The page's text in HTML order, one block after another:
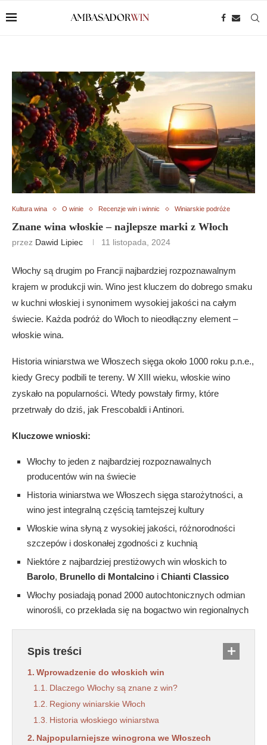
Kultura wina O winie Recenzje win i winnic Winiarskie podróże
Znane wina włoskie – najlepsze marki z Włoch
przez Dawid Lipiec 11 listopada, 2024
Włochy są drugim po Francji najbardziej rozpoznawalnym
krajem w produkcji win. Wino jest kluczem do dobrego smaku
w kuchni włoskiej i synonimem wysokiej jakości na całym
świecie. Każda podróż do Włoch to nieodłączny element –
włoskie wina.
Historia winiarstwa we Włoszech sięga około 1000 roku p.n.e.,
kiedy Grecy podbili te tereny. W XIII wieku, włoskie wino
zyskało na popularności. Wtedy powstały firmy, które
przetrwały do dziś, jak Frescobaldi i Antinori.
Kluczowe wnioski:
Włochy to jeden z najbardziej rozpoznawalnych
producentów win na świecie
Historia winiarstwa we Włoszech sięga starożytności, a
wino jest integralną częścią tamtejszej kultury
Włoskie wina słyną z wysokiej jakości, różnorodności
szczepów i doskonałej zgodności z kuchnią
Niektóre z najbardziej prestiżowych win włoskich to
Barolo, Brunello di Montalcino i Chianti Classico
Włochy posiadają ponad 2000 autochtonicznych odmian
winorośli, co przekłada się na bogactwo win regionalnych
Spis treści
Wprowadzenie do włoskich win
Dlaczego Włochy są znane z win?
Regiony winiarskie Włoch
Historia włoskiego winiarstwa
Najpopularniejsze winogrona we Włoszech